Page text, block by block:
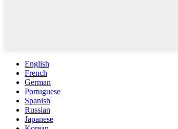
English
French
German
Portuguese
Spanish
Russian
Japanese